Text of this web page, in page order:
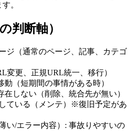
。
判断軸）
ジ（通常のページ、記事、カテゴ
変更、正規URL統一、移行）
動（短期間の事情がある時）
在しない（削除、統合先が無い）
ている（メンテ）※復旧予定があ
い/エラー内容）: 事故りやすいの